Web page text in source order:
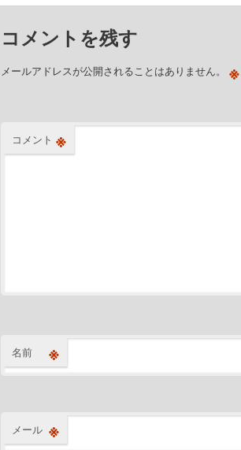
コメントを残す
メールアドレスが公開されることはありません。 ※
コメント ※
名前 ※
メール ※